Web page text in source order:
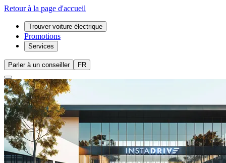
Retour à la page d'accueil
Trouver voiture électrique
Promotions
Services
Parler à un conseiller FR